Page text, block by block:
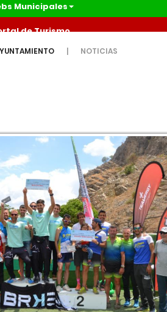
Municipales
de Turismo
NOTICIAS